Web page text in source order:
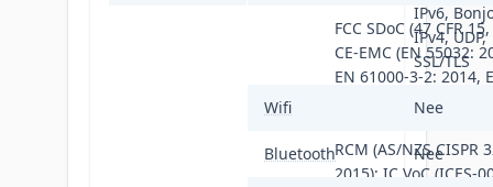
FCC SDoC (47 CFR
CE-EMC (EN 55032:
EN 61000-3-2: 2014,
61000-3-3: 2013, EN
RCM (AS/NZS CISPR
2015); IC VoC (ICES-
IPv6,
IPv4, UDP,
SSL/TLS
Wifi Nee
Bluetooth Nee